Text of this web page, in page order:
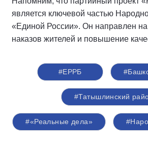
является ключевой частью
«Единой России». Он направлен
наказов жителей и повышение
#ЕРРБ
#Татышлинский
#«Реальные дела»